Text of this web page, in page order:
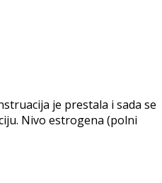
je prestala i sada se
Nivo estrogena (polni